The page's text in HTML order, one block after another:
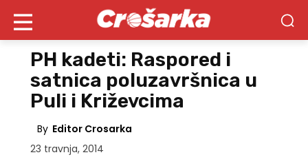
PH kadeti: Raspored i
satnica poluzavršnica u
Puli i Križevcima
By Editor Crosarka
23 travnja, 2014